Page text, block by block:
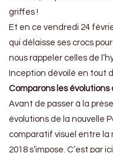
griffes !
Et en ce vendredi 24
qui délaisse ses crocs
nous rappeler celles de
Inception dévoilé en tout
Comparons les évolutions
Avant de passer à la
évolutions de la nouvelle
comparatif visuel entre la
2018 s’impose. C’est par ici